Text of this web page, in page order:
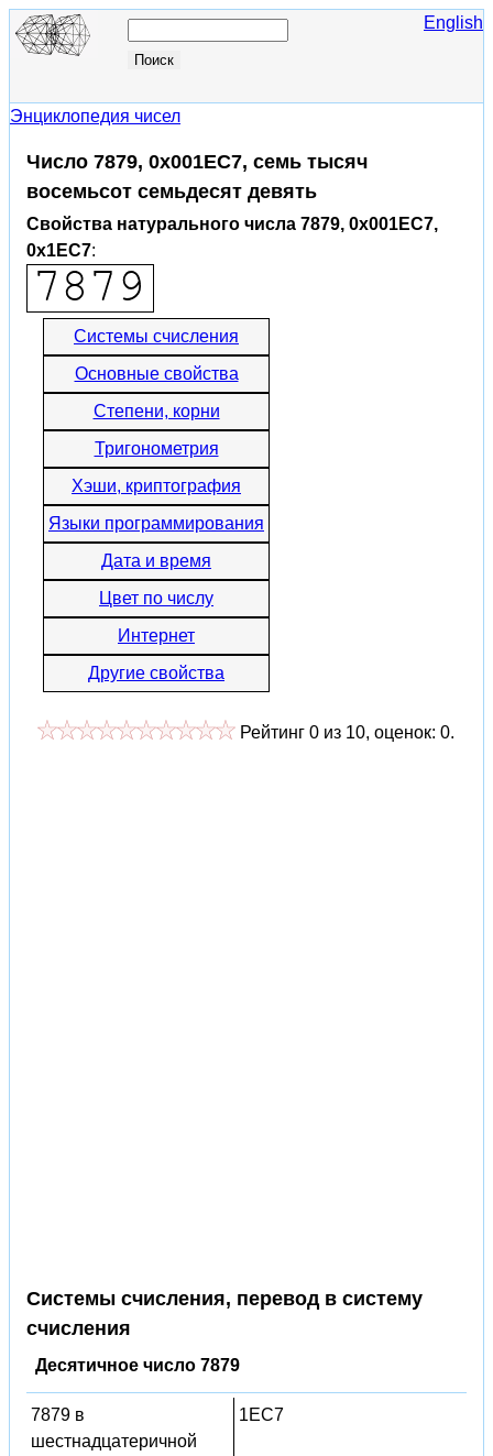
English
Энциклопедия чисел
Число 7879, 0x001EC7, семь тысяч
восемьсот семьдесят девять
Свойства натурального числа 7879, 0x001EC7,
0x1EC7:
Системы счисления
Основные свойства
Степени, корни
Тригонометрия
Хэши, криптография
Языки программирования
Дата и время
Цвет по числу
Интернет
Другие свойства
Рейтинг 0 из 10, оценок: 0.
Системы счисления, перевод в систему
счисления
Десятичное число 7879
7879 в
шестнадцатеричной
1EC7